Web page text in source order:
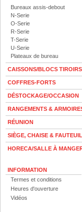
Bureaux assis-debout
N-Serie
O-Serie
R-Serie
T-Serie
U-Serie
Plateaux de bureau
CAISSONS/BLOCS TIROIRS
COFFRES-FORTS
DÉSTOCKAGE/OCCASION
RANGEMENTS &
RÉUNION
SIÈGE, CHAISE & FAUTEUIL
HORECA/SALLE À
INFORMATION
Termes et conditions
Heures d'ouverture
Vidéos